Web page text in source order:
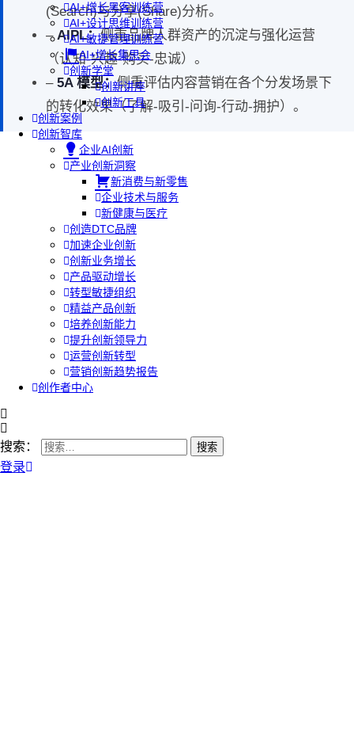
AI+增长黑客训练营
AI+设计思维训练营
AI+敏捷管理训练营
AI+增长集思会
创新学堂
创新讲座
创新工具
创新案例
创新智库
企业AI创新
产业创新洞察
新消费与新零售
企业技术与服务
新健康与医疗
创造DTC品牌
加速企业创新
创新业务增长
产品驱动增长
转型敏捷组织
精益产品创新
培养创新能力
提升创新领导力
运营创新转型
营销创新趋势报告
创作者中心
搜索：
登录
(Search)与分享(Share)分析。
–AIPL：侧重品牌人群资产的沉淀与强化运营
（认知-兴趣-购买-忠诚）。
– 5A 模型：侧重评估内容营销在各个分发场景下
的转化效果（了解-吸引-问询-行动-拥护）。